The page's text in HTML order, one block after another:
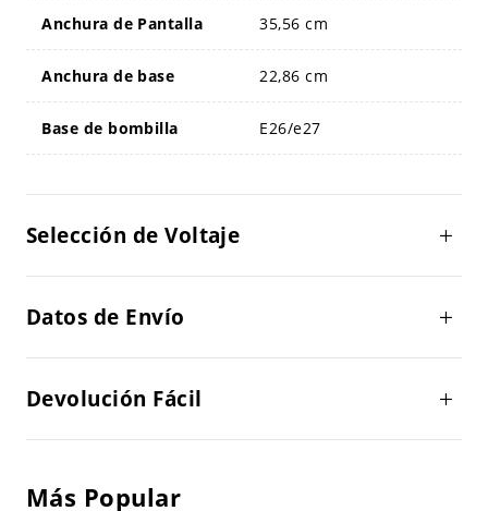
Anchura de Pantalla 35,56 cm
Anchura de base 22,86 cm
Base de bombilla E26/e27
Selección de Voltaje
Datos de Envío
Devolución Fácil
Más Popular